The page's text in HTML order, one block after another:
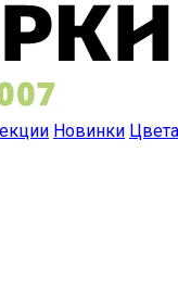
Новинки Цвета